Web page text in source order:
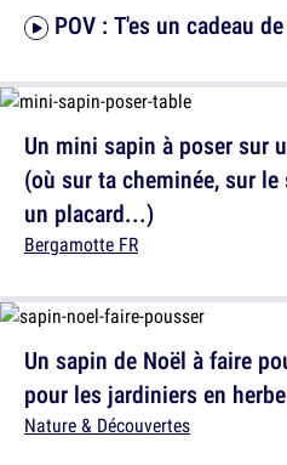
Un mini sapin à poser sur
(où sur ta cheminée, sur le
un placard...)
Bergamotte FR
Un sapin de Noël à faire
pour les jardiniers en herbe
Nature & Découvertes
POV : T'es un cadeau